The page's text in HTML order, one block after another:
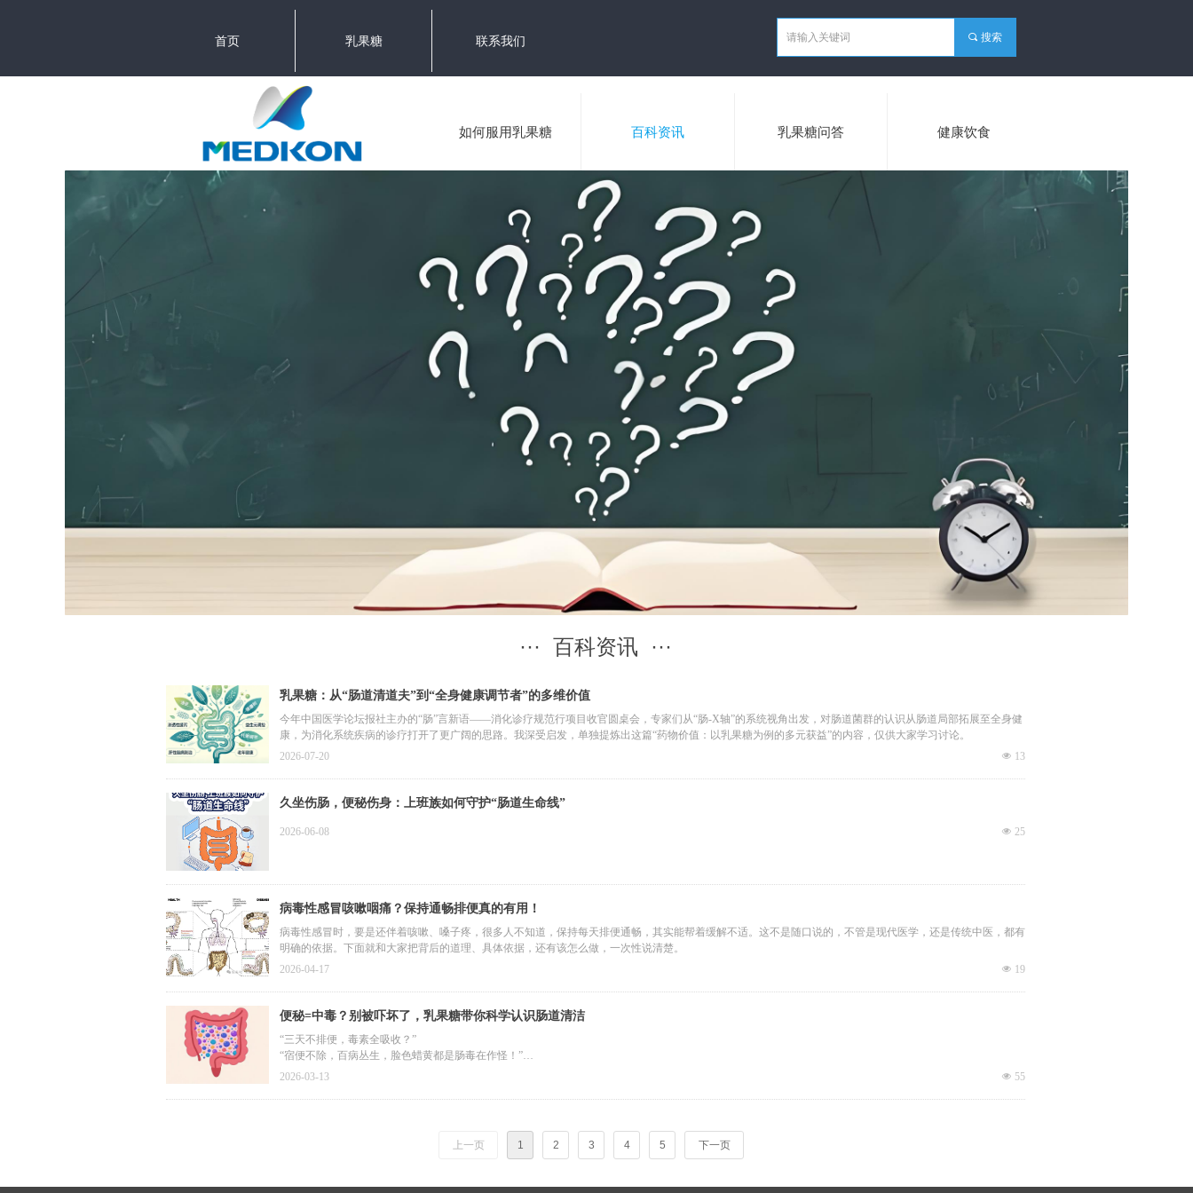
首页 乳果糖 联系我们
如何服用乳果糖 百科资讯 乳果糖问答 健康饮食
끠 搜索
··· 百科资讯 ···
乳果糖：从“肠道清道夫”到“全身健康调节者”的多维价值
今年中国医学论坛报社主办的“肠”言新语——消化诊疗规范行项目收官圆桌会，专家们从“肠-X轴”的系统视角出发，对肠道菌群的认识从肠道局部拓展至全身健
康，为消化系统疾病的诊疗打开了更广阔的思路。我深受启发，单独提炼出这篇“药物价值：以乳果糖为例的多元获益”的内容，仅供大家学习讨论。
넶 13
2026-07-20
久坐伤肠，便秘伤身：上班族如何守护“肠道生命线”
넶 25
2026-06-08
病毒性感冒咳嗽咽痛？保持通畅排便真的有用！
病毒性感冒时，要是还伴着咳嗽、嗓子疼，很多人不知道，保持每天排便通畅，其实能帮着缓解不适。这不是随口说的，不管是现代医学，还是传统中医，都有
明确的依据。下面就和大家把背后的道理、具体依据，还有该怎么做，一次性说清楚。
넶 19
2026-04-17
便秘=中毒？别被吓坏了，乳果糖带你科学认识肠道清洁
“三天不排便，毒素全吸收？”
“宿便不除，百病丛生，脸色蜡黄都是肠毒在作怪！”
打开社交媒体，这类耸人听闻的标题屡见不鲜。对于深受便秘困扰的朋友来说，这些言论无疑加剧了焦虑：仿佛只要今天没通畅，身体就在进行一场可怕的“慢
넶 55
2026-03-13
上一页 1 2 3 4 5 下一页